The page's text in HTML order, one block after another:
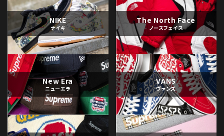
NIKE
ナイキ
The North Face
ノースフェイス
New Era
ニューエラ
VANS
ヴァンズ